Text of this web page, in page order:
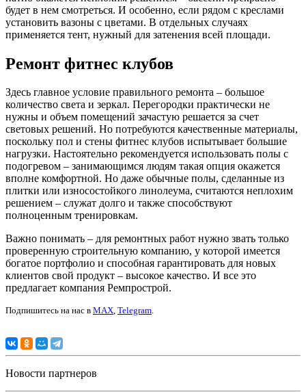
будет в нем смотреться. И особенно, если рядом с креслами
установить вазоны с цветами. В отдельных случаях
применяется тент, нужный для затенения всей площади.
Ремонт фитнес клубов
Здесь главное условие правильного ремонта – большое
количество света и зеркал. Перегородки практически не
нужны и объем помещений зачастую решается за счет
световых решений. Но потребуются качественные материалы,
поскольку пол и стены фитнес клубов испытывает большие
нагрузки. Настоятельно рекомендуется использовать полы с
подогревом – занимающимся людям такая опция окажется
вполне комфортной. Но даже обычные полы, сделанные из
плитки или износостойкого линолеума, считаются неплохим
решением – служат долго и также способствуют
полноценным тренировкам.
Важно понимать – для ремонтных работ нужно звать только
проверенную строительную компанию, у которой имеется
богатое портфолио и способная гарантировать для новых
клиентов свой продукт – высокое качество. И все это
предлагает компания Ремпрострой.
Подпишитесь на нас в MAX, Telegram.
Новости партнеров